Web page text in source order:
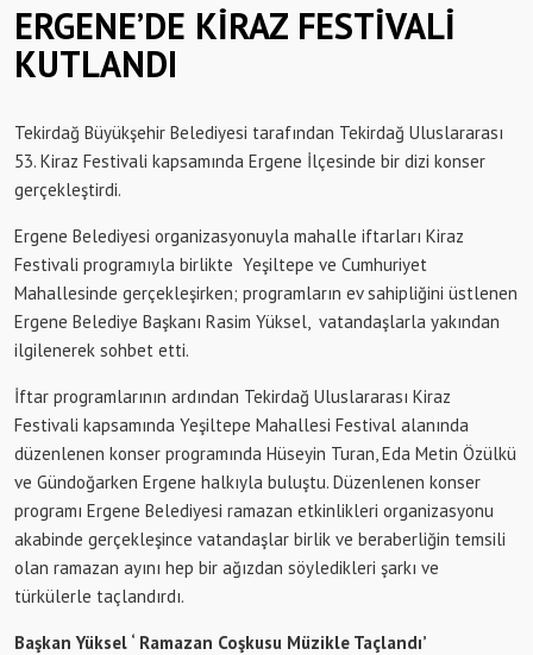
ERGENE’DE KİRAZ FESTİVALİ
KUTLANDI
Tekirdağ Büyükşehir Belediyesi tarafından Tekirdağ Uluslararası
53. Kiraz Festivali kapsamında Ergene İlçesinde bir dizi konser
gerçekleştirdi.
Ergene Belediyesi organizasyonuyla mahalle iftarları Kiraz
Festivali programıyla birlikte Yeşiltepe ve Cumhuriyet
Mahallesinde gerçekleşirken; programların ev sahipliğini üstlenen
Ergene Belediye Başkanı Rasim Yüksel, vatandaşlarla yakından
ilgilenerek sohbet etti.
İftar programlarının ardından Tekirdağ Uluslararası Kiraz
Festivali kapsamında Yeşiltepe Mahallesi Festival alanında
düzenlenen konser programında Hüseyin Turan, Eda Metin Özülkü
ve Gündoğarken Ergene halkıyla buluştu. Düzenlenen konser
programı Ergene Belediyesi ramazan etkinlikleri organizasyonu
akabinde gerçekleşince vatandaşlar birlik ve beraberliğin temsili
olan ramazan ayını hep bir ağızdan söyledikleri şarkı ve
türkülerle taçlandırdı.
Başkan Yüksel ‘ Ramazan Coşkusu Müzikle Taçlandı’